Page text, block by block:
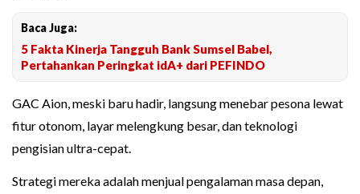
Baca Juga:
5 Fakta Kinerja Tangguh Bank Sumsel Babel,
Pertahankan Peringkat idA+ dari PEFINDO
GAC Aion, meski baru hadir, langsung menebar pesona lewat
fitur otonom, layar melengkung besar, dan teknologi
pengisian ultra-cepat.
Strategi mereka adalah menjual pengalaman masa depan,